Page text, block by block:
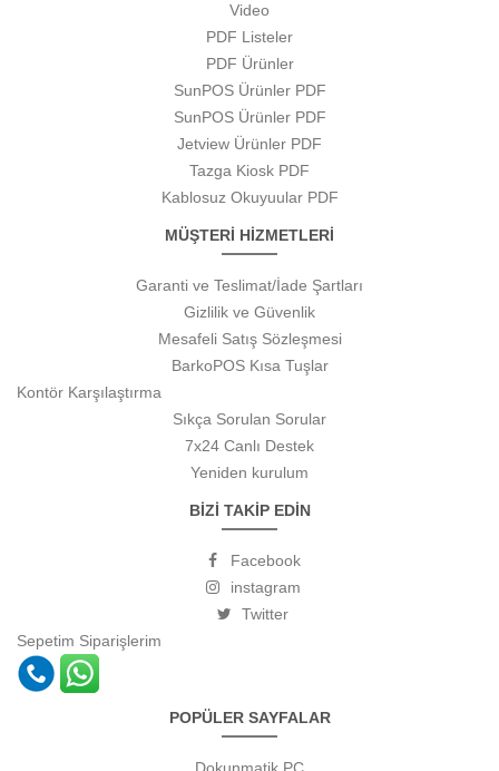
Video
PDF Listeler
PDF Ürünler
SunPOS Ürünler PDF
SunPOS Ürünler PDF
Jetview Ürünler PDF
Tazga Kiosk PDF
Kablosuz Okuyuular PDF
MÜŞTERİ HİZMETLERİ
Garanti ve Teslimat/İade Şartları
Gizlilik ve Güvenlik
Mesafeli Satış Sözleşmesi
BarkoPOS Kısa Tuşlar
Kontör Karşılaştırma
Sıkça Sorulan Sorular
7x24 Canlı Destek
Yeniden kurulum
BİZİ TAKİP EDİN
Facebook
instagram
Twitter
Sepetim Siparişlerim
POPÜLER SAYFALAR